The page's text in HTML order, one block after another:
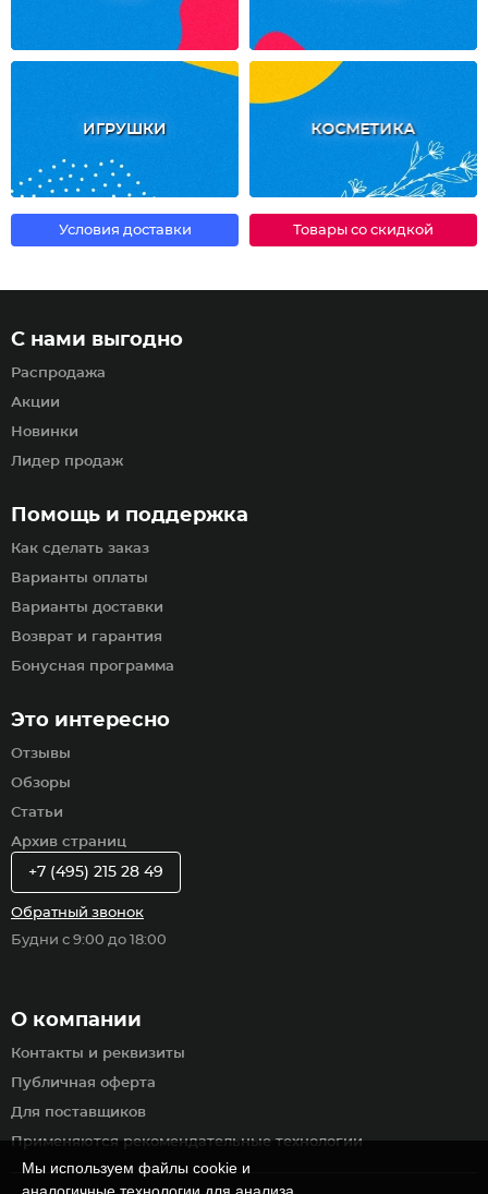
ИГРУШКИ КОСМЕТИКА
Условия доставки Товары со скидкой
Помощь и поддержка
Как сделать заказ
Варианты оплаты
Варианты доставки
Возврат и гарантия
Бонусная программа
С нами выгодно
Распродажа
Акции
Новинки
Лидер продаж
Это интересно
Отзывы
Обзоры
Статьи
Архив страниц
О компании
Контакты и реквизиты
Публичная оферта
Для поставщиков
Применяются рекомендательные технологии
+7 (495) 215 28 49
Обратный звонок
Будни с 9:00 до 18:00
Мы используем файлы cookie и